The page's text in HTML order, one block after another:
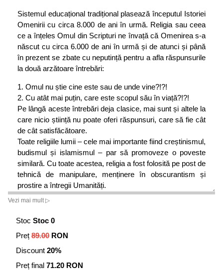
Sistemul educațional tradițional plasează începutul Istoriei
Omenirii cu circa 8.000 de ani în urmă. Religia sau ceea
ce a înțeles Omul din Scripturi ne învață că Omenirea s-a
născut cu circa 6.000 de ani în urmă și de atunci și până
în prezent se zbate cu neputință pentru a afla răspunsurile
la două arzătoare întrebări:
1. Omul nu știe cine este sau de unde vine?!?!
2. Cu atât mai puțin, care este scopul său în viață?!?!
Pe lângă aceste întrebări deja clasice, mai sunt și altele la
care nicio știință nu poate oferi răspunsuri, care să fie cât
de cât satisfăcătoare.
Toate religiile lumii – cele mai importante fiind creștinismul,
budismul și islamismul – par să promoveze o poveste
similară. Cu toate acestea, religia a fost folosită pe post de
tehnică de manipulare, menținere în obscurantism și
prostire a întregii Umanități.
3. Cine dorește ca Omenirea să nu afle adevărul și de
Cercetătorii susțin tot mai mult ipoteza existenței unei
civilizații primordiale, care este responsabilă cu
similitudinile și paralelele din domeniul social, cultural, al
Au fost descoperite obiceiuri și tradiții comune între
Vezi mai mult ▷
Stoc Stoc 0
Preț 89.00 RON
Discount 20%
Preț final 71.20 RON